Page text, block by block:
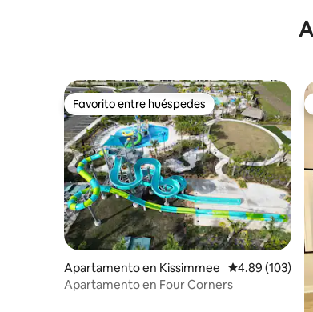
Favorito entre huéspedes
Favorito entre huéspedes
Apartamento en Kissimmee Calificación
4.89 (103)
Apartamento en Four Corners